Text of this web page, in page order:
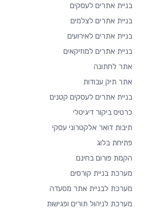
בניית אתרים לעסקים
בניית אתרים לצלמים
בניית אתרים לאירועים
בניית אתרים למוזיקאים
אתר לחתונה
אתר תיק עבודות
בניית אתרים לעסקים קטנים
כרטיס ביקור דיגיטלי
תיבות דואר אלקטרוני עסקי
פתיחת בלוג
הקמת פורום בחינם
מערכת בניית קורסים
מערכת לבניית אתר מסעדה
מערכת לניהול תורים ופגישות